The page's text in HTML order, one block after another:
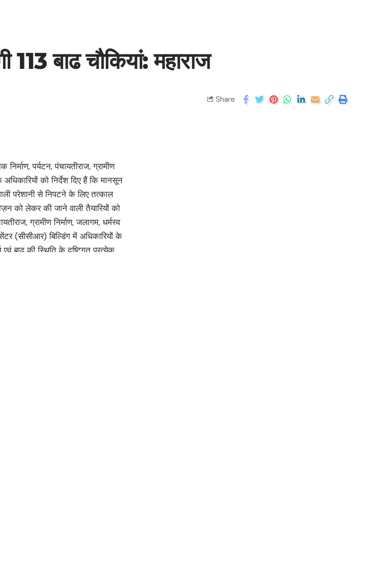
बाढ चौकियां: महाराज
Share
पर्यटन, पंचायतीराज, ग्रामीण
को निर्देश दिए हैं कि मानसून
परेशानी से निपटने के लिए तत्काल
को लेकर की जाने वाली तैयारियों को
ग्रामीण निर्माण, जलागम, धर्मस्व
(सीसीआर) बिल्डिंग में अधिकारियों के
बाढ़ की स्थिति के दृष्टिगत प्रत्येक